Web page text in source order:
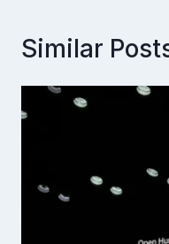
Similar